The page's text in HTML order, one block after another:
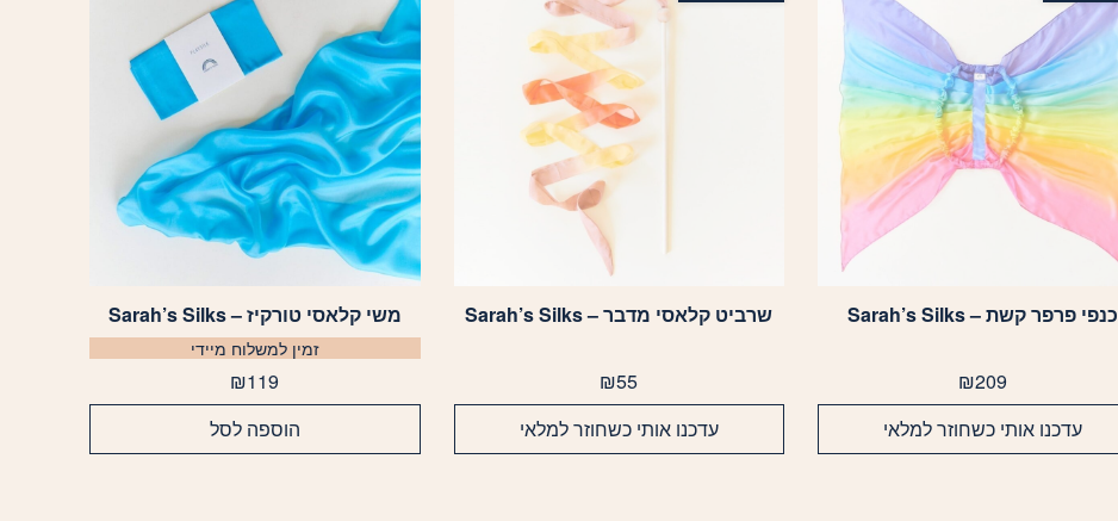
כנפי פרפר קשת – Sarah’s Silks
₪209
עדכנו אותי כשחוזר למלאי
שרביט קלאסי מדבר – Sarah’s Silks
₪55
עדכנו אותי כשחוזר למלאי
משי קלאסי טורקיז – Sarah’s Silks
זמין למשלוח מיידי
₪119
הוספה לסל